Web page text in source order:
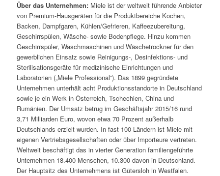
Über das Unternehmen: Miele ist der weltweit führende Anbieter
von Premium-Hausgeräten für die Produktbereiche Kochen,
Backen, Dampfgaren, Kühlen/Gefrieren, Kaffeezubereitung,
Geschirrspülen, Wäsche- sowie Bodenpflege. Hinzu kommen
Geschirrspüler, Waschmaschinen und Wäschetrockner für den
gewerblichen Einsatz sowie Reinigungs-, Desinfektions- und
Sterilisationsgeräte für medizinische Einrichtungen und
Laboratorien („Miele Professional“). Das 1899 gegründete
Unternehmen unterhält acht Produktionsstandorte in Deutschland
sowie je ein Werk in Österreich, Tschechien, China und
Rumänien. Der Umsatz betrug im Geschäftsjahr 2015/16 rund
3,71 Milliarden Euro, wovon etwa 70 Prozent außerhalb
Deutschlands erzielt wurden. In fast 100 Ländern ist Miele mit
eigenen Vertriebsgesellschaften oder über Importeure vertreten.
Weltweit beschäftigt das in vierter Generation familiengeführte
Unternehmen 18.400 Menschen, 10.300 davon in Deutschland.
Der Hauptsitz des Unternehmens ist Gütersloh in Westfalen.